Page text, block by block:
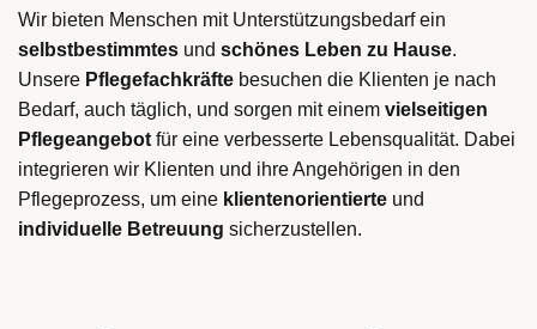
Wir bieten Menschen mit Unterstützungsbedarf ein
selbstbestimmtes und schönes Leben zu Hause.
Unsere Pflegefachkräfte besuchen die Klienten je nach
Bedarf, auch täglich, und sorgen mit einem vielseitigen
Pflegeangebot für eine verbesserte Lebensqualität. Dabei
integrieren wir Klienten und ihre Angehörigen in den
Pflegeprozess, um eine klientenorientierte und
individuelle Betreuung sicherzustellen.